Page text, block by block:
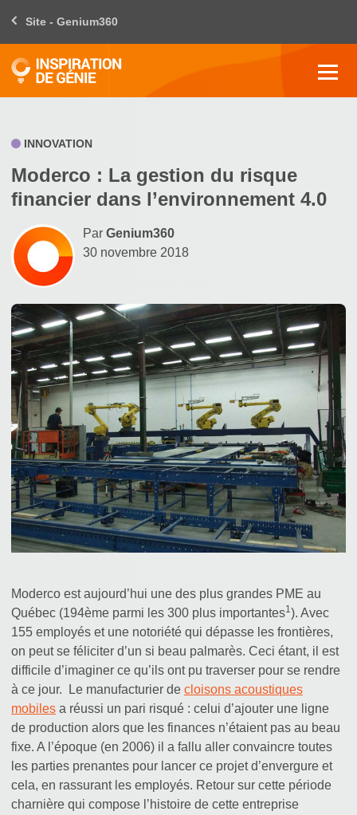
Site - Genium360
INNOVATION
Moderco : La gestion du risque
financier dans l’environnement 4.0
Par Genium360
30 novembre 2018
Moderco est aujourd’hui une des plus grandes PME au
Québec (194ème parmi les 300 plus importantes1 ). Avec
155 employés et une notoriété qui dépasse les frontières,
on peut se féliciter d’un si beau palmarès. Ceci étant, il est
difficile d’imaginer ce qu’ils ont pu traverser pour se rendre
à ce jour. Le manufacturier de cloisons acoustiques
mobiles a réussi un pari risqué : celui d’ajouter une ligne
de production alors que les finances n’étaient pas au beau
fixe. A l’époque (en 2006) il a fallu aller convaincre toutes
les parties prenantes pour lancer ce projet d’envergure et
cela, en rassurant les employés. Retour sur cette période
charnière qui compose l’histoire de cette entreprise